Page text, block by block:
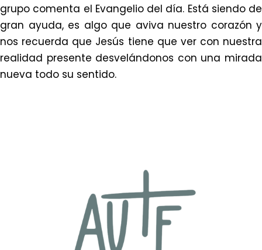
grupo comenta el Evangelio del día. Está siendo de
gran ayuda, es algo que aviva nuestro corazón y
nos recuerda que Jesús tiene que ver con nuestra
realidad presente desvelándonos con una mirada
nueva todo su sentido.